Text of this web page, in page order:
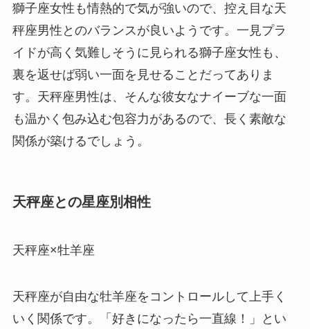
獅子座女性も情熱的で気が強いので、控え目な天
秤座男性とのバランスが良いようです。一見プラ
イドが高く気難しそうに見られる獅子座女性も、
裏を返せば弱い一面を見せることだってありま
す。天秤座男性は、そんな彼女なナイーブな一面
も温かく包み込む包容力があるので、長く素敵な
関係が築けるでしょう。
天秤座との星座別相性
天秤座×牡羊座
天秤座が自由な牡羊座をコントロールして上手く
いく関係です。「好きになったら一直線！」とい